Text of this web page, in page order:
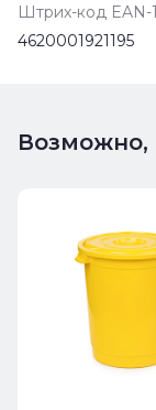
Штрих-код EAN-
4620001921195
Возможно,